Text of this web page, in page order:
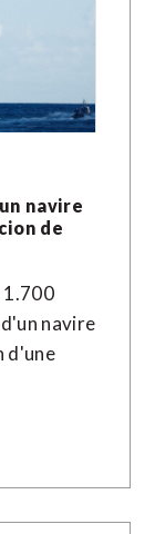
navire
de
1.700
navire
d'une